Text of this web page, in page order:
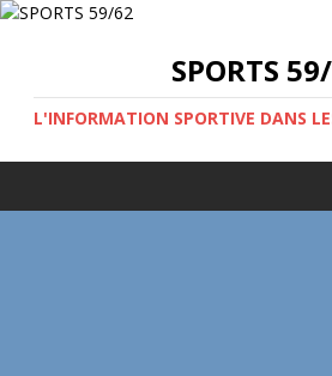
SPORTS
L'INFORMATION SPORTIVE DANS